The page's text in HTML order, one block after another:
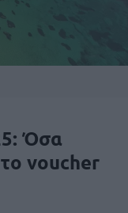
Όσα
το voucher